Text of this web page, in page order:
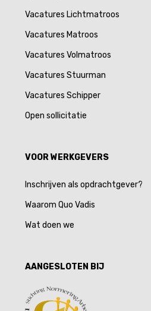
Vacatures Lichtmatroos
Vacatures Matroos
Vacatures Volmatroos
Vacatures Stuurman
Vacatures Schipper
Open sollicitatie
VOOR WERKGEVERS
Inschrijven als opdrachtgever?
Waarom Quo Vadis
Wat doen we
AANGESLOTEN BIJ